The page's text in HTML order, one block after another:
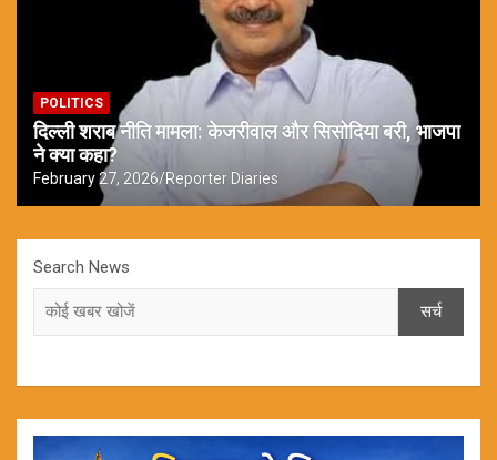
POLITICS
दिल्ली शराब नीति मामला: केजरीवाल और सिसोदिया बरी, भाजपा
ने क्या कहा?
February 27, 2026 Reporter Diaries
Search News
सर्च